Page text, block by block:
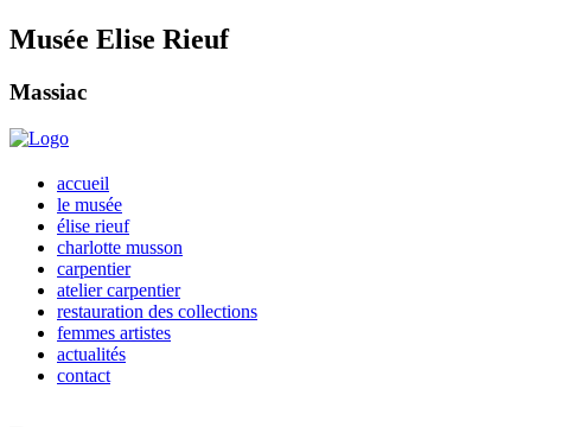
Musée Elise Rieuf
Massiac
accueil
le musée
élise rieuf
charlotte musson
carpentier
atelier carpentier
restauration des collections
femmes artistes
actualités
contact